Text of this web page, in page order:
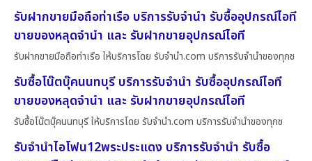
รับฝากขายมือถือท่าเรือ บริการรับจำนำ รับซื้ออุปกรณ์ไอที
ขายของหลุดจำนำ และ รับฝากขายอุปกรณ์ไอที
รับฝากขายมือถือท่าเรือ ให้บริการโดย รับจํานํา.com บริการรับจำนำของทุกช
รับซื้อโน๊ตบุ๊คนนทบุรี บริการรับจำนำ รับซื้ออุปกรณ์ไอที
ขายของหลุดจำนำ และ รับฝากขายอุปกรณ์ไอที
รับซื้อโน๊ตบุ๊คนนทบุรี ให้บริการโดย รับจํานํา.com บริการรับจำนำของทุกช
รับจำนำไอโฟน12พระประแดง บริการรับจำนำ รับซื้อ